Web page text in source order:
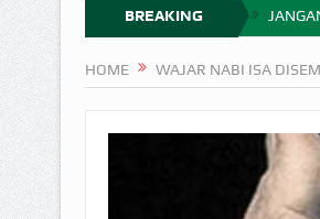
BREAKING
NEWS
HOME WAJAR NABI ISA